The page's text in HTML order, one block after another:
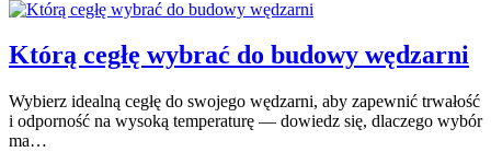
Którą cegłę wybrać do budowy wędzarni
Wybierz idealną cegłę do swojego wędzarni, aby zapewnić trwałość
i odporność na wysoką temperaturę — dowiedz się, dlaczego wybór
ma…